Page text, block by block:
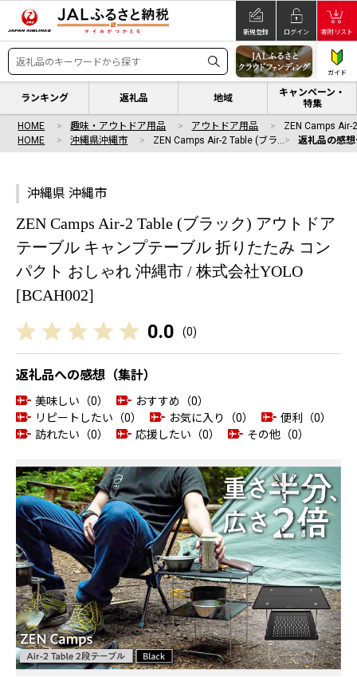
新規登録 ログイン 寄附リスト
ガイド
ランキング 返礼品 地域
キャンペーン・
特集
HOME 趣味・アウトドア用品 アウトドア用品
ZEN Camps Air-
HOME
沖縄県沖縄市 ZEN Camps Air-2 Table (ブラ… 返礼品の感
沖縄県 沖縄市
ZEN Camps Air-2 Table (ブラック) アウトドア
テーブル キャンプテーブル 折りたたみ コン
パクト おしゃれ 沖縄市 / 株式会社YOLO
[BCAH002]
0.0 (0)
返礼品への感想（集計）
美味しい（0）
おすすめ（0）
リピートしたい（0）
お気に入り（0）
便利（0）
訪れたい（0）
応援したい（0） その他（0）